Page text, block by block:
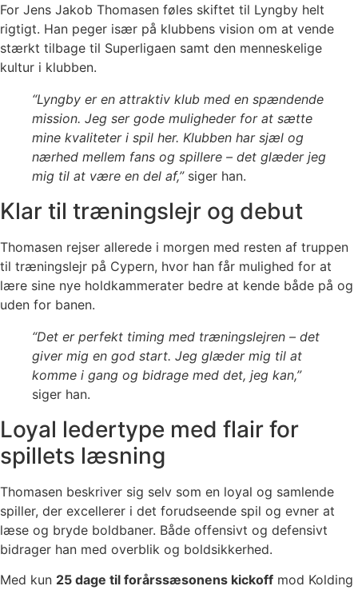
For Jens Jakob Thomasen føles skiftet til Lyngby helt
rigtigt. Han peger især på klubbens vision om at vende
stærkt tilbage til Superligaen samt den menneskelige
kultur i klubben.
“Lyngby er en attraktiv klub med en spændende
mission. Jeg ser gode muligheder for at sætte
mine kvaliteter i spil her. Klubben har sjæl og
nærhed mellem fans og spillere – det glæder jeg
mig til at være en del af,”siger han.
Klar til træningslejr og debut
Thomasen rejser allerede i morgen med resten af truppen
til træningslejr på Cypern, hvor han får mulighed for at
lære sine nye holdkammerater bedre at kende både på og
uden for banen.
“Det er perfekt timing med træningslejren – det
giver mig en god start. Jeg glæder mig til at
komme i gang og bidrage med det, jeg kan,”
siger han.
Loyal ledertype med flair for
spillets læsning
Thomasen beskriver sig selv som en loyal og samlende
spiller, der excellerer i det forudseende spil og evner at
læse og bryde boldbaner. Både offensivt og defensivt
bidrager han med overblik og boldsikkerhed.
Med kun 25 dage til forårssæsonens kickoff mod Kolding